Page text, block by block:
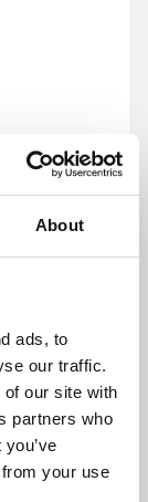
About
ads, to
our traffic.
our site with
partners who
your use
OF